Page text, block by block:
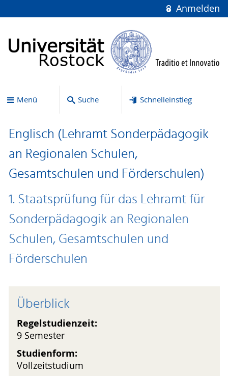
Anmelden
Menü Suche Schnelleinstieg
Englisch (Lehramt Sonderpädagogik
an Regionalen Schulen,
Gesamtschulen und Förderschulen)
1. Staatsprüfung für das Lehramt für
Sonderpädagogik an Regionalen
Schulen, Gesamtschulen und
Förderschulen
Überblick
Regelstudienzeit:
9 Semester
Studienform:
Vollzeitstudium